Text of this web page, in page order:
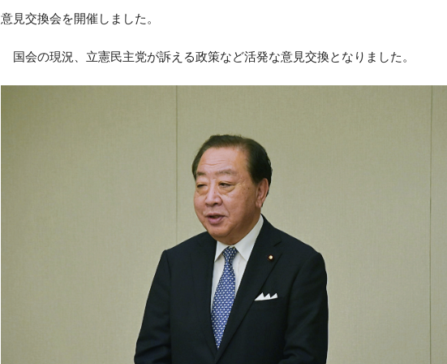
意見交換会を開催しました。
国会の現況、立憲民主党が訴える政策など活発な意見交換となりました。